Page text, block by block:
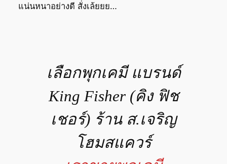
แน่นหนาอย่างดี สั่งเล้ยยย…
เลือกพุกเคมี แบรนด์
King Fisher (คิง ฟิช
เชอร์) ร้าน ส.เจริญ
โฮมสแควร์